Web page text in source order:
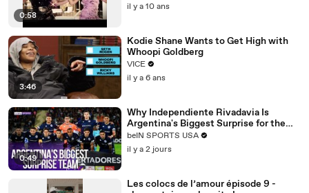
0:58
il y a 10 ans
3:46
Kodie Shane Wants to Get High with
Whoopi Goldberg
VICE
il y a 6 ans
0:49
Why Independiente Rivadavia Is
Argentina's Biggest Surprise for the
Copa Libertadores? | beIN SPORTS
beIN SPORTS USA
il y a 2 jours
Les colocs de l’amour épisode 9 -